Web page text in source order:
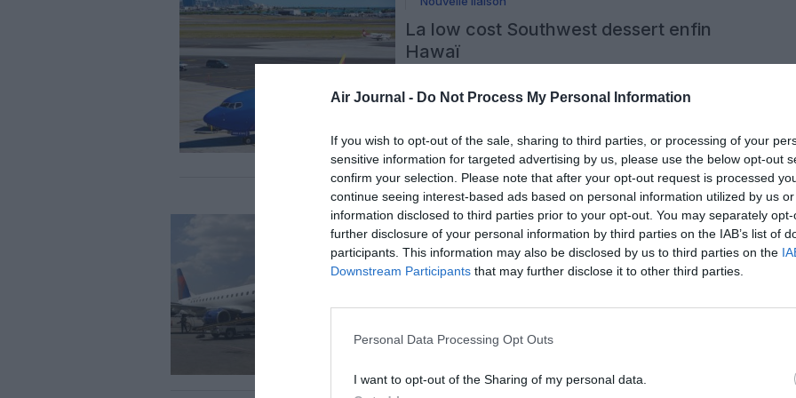
Air Journal - Do Not Process My Personal Information
If you wish to opt-out of the sale, sharing to third parties, or processing of your
sensitive information for targeted advertising by us, please use the below opt-out
confirm your selection. Please note that after your opt-out request is processed
continue seeing interest-based ads based on personal information utilized by us
information disclosed to third parties prior to your opt-out. You may separately
further disclosure of your personal information by third parties on the IAB’s list of
participants. This information may also be disclosed by us to third parties on the
Downstream Participants that may further disclose it to other third parties.
Personal Data Processing Opt Outs
I want to opt-out of the Sharing of my personal data.
La low cost Southwest dessert enfin
Hawaï
La compagnie aérienne low cost Southwest Airlines a
l’archipel de l’Océan Pacifique. Un mois après avoir testé la
route, un Boeing 737-800 de 175 places de la spécialiste
américaine du vol pas cher a inauguré le 17 mars 2019 […]
6 commentaires LIRE L'ARTICLE
Actualité Info pratique Nouvelle liaison
Delta Air Lines: Santa Barbara oui,
Fukuoka non
Californie. Elle mettra en revanche fin dès ce printemps aux
proposera trois vols quotidiens entre sa base à Salt […]